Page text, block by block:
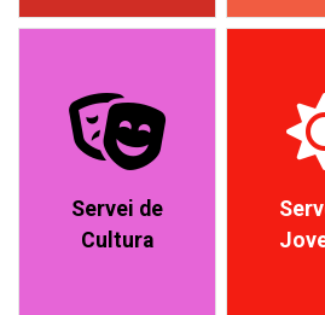
Servei de
Cultura